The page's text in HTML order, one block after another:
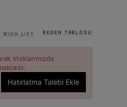
WISH LIST BEDEN TABLOSU
stoklarımızda
Hatırlatma Talebi Ekle